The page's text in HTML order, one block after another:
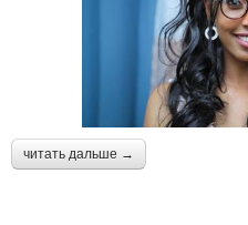
читать дальше →